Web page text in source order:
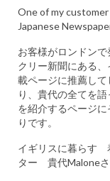
SHOP
One of my
Japanese
お客様がロンドン
クリー新聞にある
載ページに推薦し
り、貴代の全てを
を紹介するページ
りです。
イギリスに暮らす
ター 貴代Malone